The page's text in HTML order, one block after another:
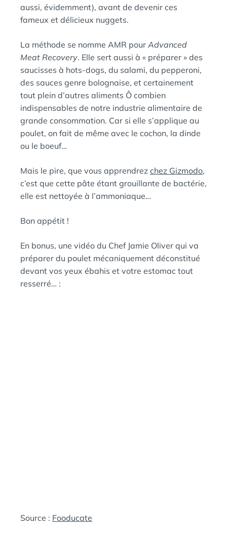
aussi, évidemment), avant de devenir ces
fameux et délicieux nuggets.
La méthode se nomme AMR pour Advanced
Meat Recovery. Elle sert aussi à « préparer » des
saucisses à hots-dogs, du salami, du pepperoni,
des sauces genre bolognaise, et certainement
tout plein d’autres aliments Ô combien
indispensables de notre industrie alimentaire de
grande consommation. Car si elle s’applique au
poulet, on fait de même avec le cochon, la dinde
ou le boeuf…
Mais le pire, que vous apprendrez chez Gizmodo,
c’est que cette pâte étant grouillante de bactérie,
elle est nettoyée à l’ammoniaque…
Bon appétit !
En bonus, une vidéo du Chef Jamie Oliver qui va
préparer du poulet mécaniquement déconstitué
devant vos yeux ébahis et votre estomac tout
resserré… :
Source : Fooducate